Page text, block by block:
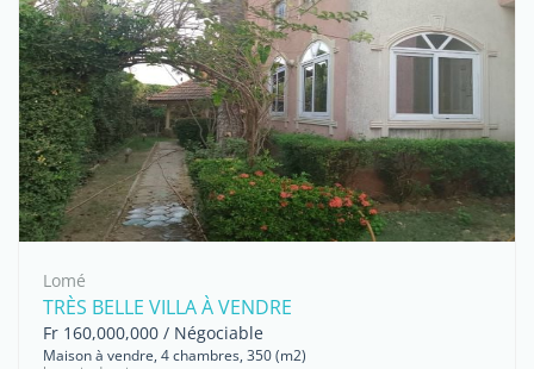
Lomé
TRÈS BELLE VILLA À VENDRE
Fr 160,000,000 / Négociable
Maison à vendre, 4 chambres, 350 (m2)